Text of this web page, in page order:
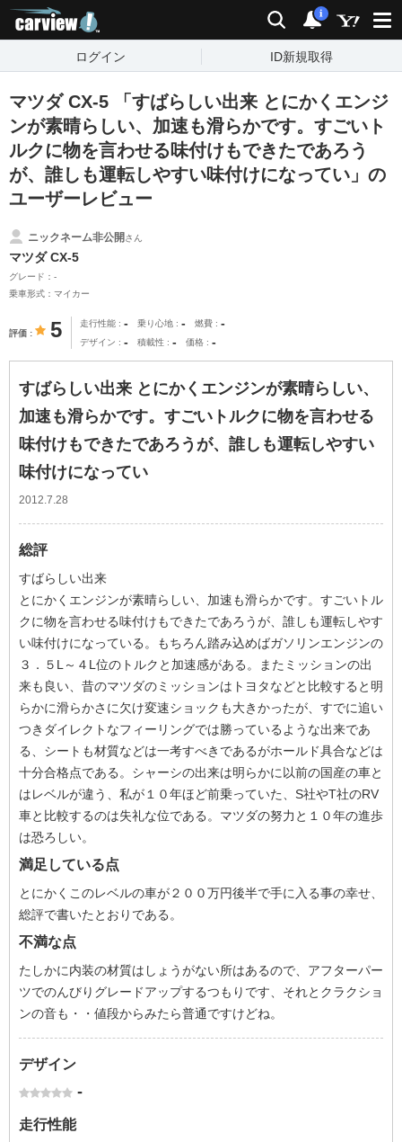
検索 通知
i
ログイン ID新規取得
マツダ CX-5 「すばらしい出来 とにかくエンジ
ンが素晴らしい、加速も滑らかです。すごいト
ルクに物を言わせる味付けもできたであろう
が、誰しも運転しやすい味付けになってい」の
ユーザーレビュー
ニックネーム非公開さん
マツダ CX-5
グレード：-
乗車形式：マイカー
評価 5 走行性能 - 乗り心地 - 燃費 -
デザイン - 積載性 - 価格 -
すばらしい出来 とにかくエンジンが素晴らしい、
加速も滑らかです。すごいトルクに物を言わせる
味付けもできたであろうが、誰しも運転しやすい
味付けになってい
2012.7.28
総評
すばらしい出来
とにかくエンジンが素晴らしい、加速も滑らかです。すごいトル
クに物を言わせる味付けもできたであろうが、誰しも運転しやす
い味付けになっている。もちろん踏み込めばガソリンエンジンの
３．５L～４L位のトルクと加速感がある。またミッションの出
来も良い、昔のマツダのミッションはトヨタなどと比較すると明
らかに滑らかさに欠け変速ショックも大きかったが、すでに追い
つきダイレクトなフィーリングでは勝っているような出来であ
る、シートも材質などは一考すべきであるがホールド具合などは
十分合格点である。シャーシの出来は明らかに以前の国産の車と
はレベルが違う、私が１０年ほど前乗っていた、S社やT社のRV
車と比較するのは失礼な位である。マツダの努力と１０年の進歩
は恐ろしい。
満足している点
とにかくこのレベルの車が２００万円後半で手に入る事の幸せ、
総評で書いたとおりである。
不満な点
たしかに内装の材質はしょうがない所はあるので、アフターパー
ツでのんびりグレードアップするつもりです、それとクラクショ
ンの音も・・値段からみたら普通ですけどね。
デザイン
-
走行性能